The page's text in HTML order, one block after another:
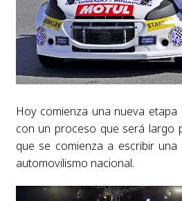
Hoy comienza una nueva
con un proceso que será largo
que se comienza a escribir
automovilismo nacional.